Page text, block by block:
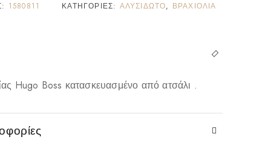
1580811 ΚΑΤΗΓΟΡΊΕΣ: ΑΛΥΣΙΔΩΤΌ, ΒΡΑΧΙΌΛΙΑ
Hugo Boss κατασκευασμένο από ατσάλι .